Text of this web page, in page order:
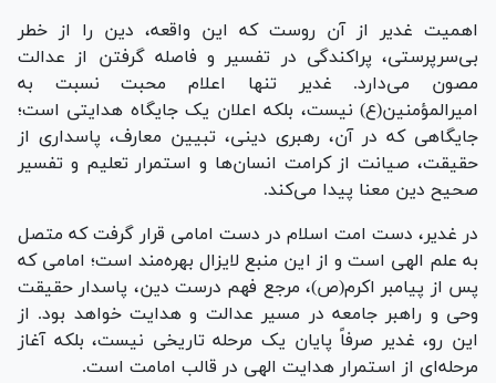
اهمیت غدیر از آن روست که این واقعه، دین را از خطر
بی‌سرپرستی، پراکندگی در تفسیر و فاصله گرفتن از عدالت
مصون می‌دارد. غدیر تنها اعلام محبت نسبت به
امیرالمؤمنین(ع) نیست، بلکه اعلان یک جایگاه هدایتی است؛
جایگاهی که در آن، رهبری دینی، تبیین معارف، پاسداری از
حقیقت، صیانت از کرامت انسان‌ها و استمرار تعلیم و تفسیر
صحیح دین معنا پیدا می‌کند.
در غدیر، دست امت اسلام در دست امامی قرار گرفت که متصل
به علم الهی است و از این منبع لایزال بهره‌مند است؛ امامی که
پس از پیامبر اکرم(ص)، مرجع فهم درست دین، پاسدار حقیقت
وحی و راهبر جامعه در مسیر عدالت و هدایت خواهد بود. از
این رو، غدیر صرفاً پایان یک مرحله تاریخی نیست، بلکه آغاز
مرحله‌ای از استمرار هدایت الهی در قالب امامت است.